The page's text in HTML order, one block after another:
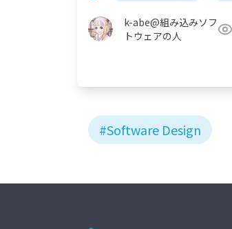
k-abe@組み込みソフ
トウェアの人
#Software Design